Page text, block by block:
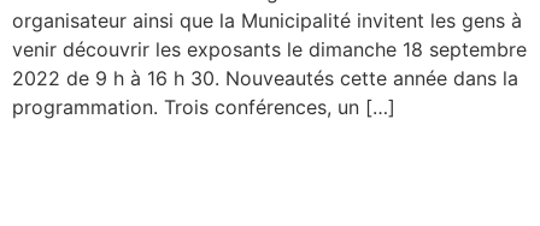
organisateur ainsi que la Municipalité invitent les gens à
venir découvrir les exposants le dimanche 18 septembre
2022 de 9 h à 16 h 30. Nouveautés cette année dans la
programmation. Trois conférences, un […]